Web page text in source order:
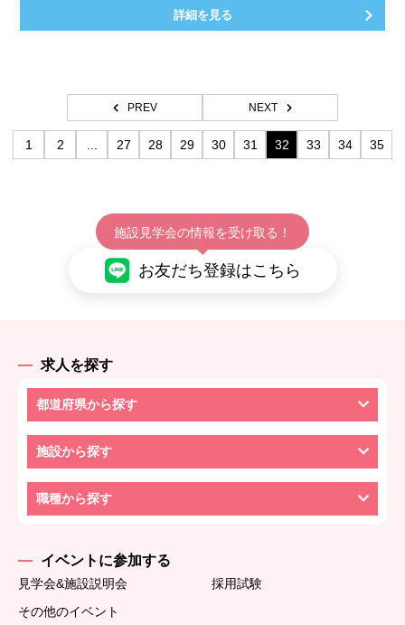
詳細を見る
PREV NEXT
1 2 27 28 29 30 31 32 33 34 35
施設見学会の情報を受け取る！
お友だち登録はこちら
求人を探す
都道府県から探す
施設から探す
職種から探す
イベントに参加する
見学会&施設説明会
採用試験
その他のイベント